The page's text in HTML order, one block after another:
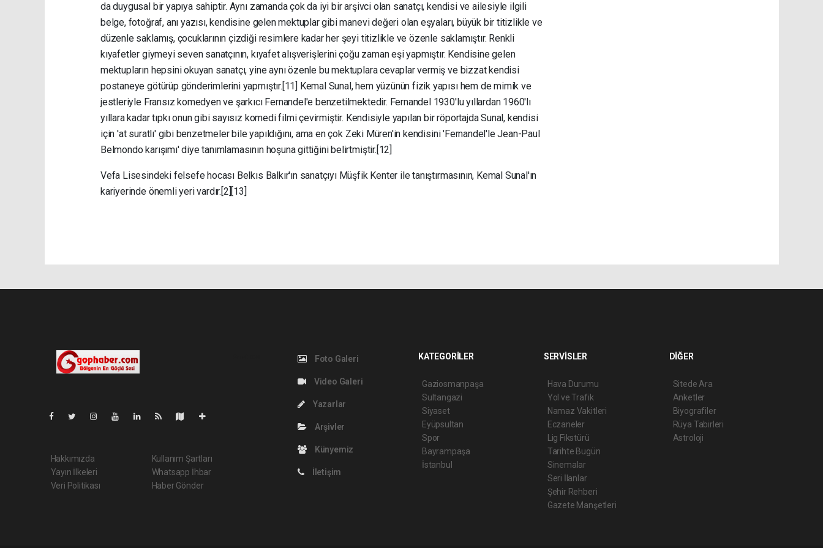
da duygusal bir yapıya sahiptir. Aynı zamanda çok da iyi bir arşivci olan sanatçı, kendisi ve ailesiyle ilgili
belge, fotoğraf, anı yazısı, kendisine gelen mektuplar gibi manevi değeri olan eşyaları, büyük bir titizlikle ve
düzenle saklamış, çocuklarının çizdiği resimlere kadar her şeyi titizlikle ve özenle saklamıştır. Renkli
kıyafetler giymeyi seven sanatçının, kıyafet alışverişlerini çoğu zaman eşi yapmıştır. Kendisine gelen
mektupların hepsini okuyan sanatçı, yine aynı özenle bu mektuplara cevaplar vermiş ve bizzat kendisi
postaneye götürüp gönderimlerini yapmıştır.[11] Kemal Sunal, hem yüzünün fizik yapısı hem de mimik ve
jestleriyle Fransız komedyen ve şarkıcı Fernandel'e benzetilmektedir. Fernandel 1930'lu yıllardan 1960'lı
yıllara kadar tıpkı onun gibi sayısız komedi filmi çevirmiştir. Kendisiyle yapılan bir röportajda Sunal, kendisi
için 'at suratlı' gibi benzetmeler bile yapıldığını, ama en çok Zeki Müren'in kendisini 'Fernandel'le Jean-Paul
Belmondo karışımı' diye tanımlamasının hoşuna gittiğini belirtmiştir.[12]
Vefa Lisesindeki felsefe hocası Belkıs Balkır'ın sanatçıyı Müşfik Kenter ile tanıştırmasının, Kemal Sunal'ın
kariyerinde önemli yeri vardır.[2][13]
Hakkımızda
Yayın İlkeleri
Veri Politikası
Kullanım Şartları
Whatsapp İhbar
Haber Gönder
Foto Galeri
Video Galeri
Yazarlar
Arşivler
Künyemiz
İletişim
KATEGORİLER
Gaziosmanpaşa
Sultangazi
Siyaset
Eyüpsultan
Spor
Bayrampaşa
İstanbul
SERVİSLER
Hava Durumu
Yol ve Trafik
Namaz Vakitleri
Eczaneler
Lig Fikstürü
Tarihte Bugün
Sinemalar
Seri İlanlar
Şehir Rehberi
Gazete Manşetleri
DİĞER
Sitede Ara
Anketler
Biyografiler
Rüya Tabirleri
Astroloji